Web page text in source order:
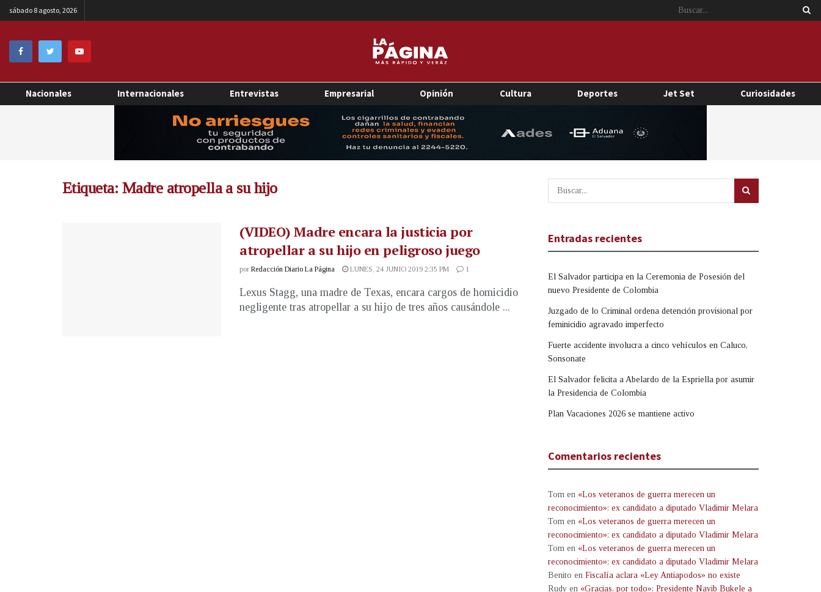
sábado 8 agosto, 2026
Nacionales Internacionales Entrevistas Empresarial Opinión Cultura Deportes Jet Set Curiosidades
Etiqueta: Madre atropella a su hijo
(VIDEO) Madre encara la justicia por
atropellar a su hijo en peligroso juego
por Redacción Diario La Página LUNES, 24 JUNIO 2019 2:35 PM 1
Lexus Stagg, una madre de Texas, encara cargos de homicidio
negligente tras atropellar a su hijo de tres años causándole ...
Entradas recientes
El Salvador participa en la Ceremonia de Posesión del
nuevo Presidente de Colombia
Juzgado de lo Criminal ordena detención provisional por
feminicidio agravado imperfecto
Fuerte accidente involucra a cinco vehículos en Caluco,
Sonsonate
El Salvador felicita a Abelardo de la Espriella por asumir
la Presidencia de Colombia
Plan Vacaciones 2026 se mantiene activo
Comentarios recientes
Tom en «Los veteranos de guerra merecen un
reconocimiento»: ex candidato a diputado Vladimir Melara
Tom en «Los veteranos de guerra merecen un
reconocimiento»: ex candidato a diputado Vladimir Melara
Tom en «Los veteranos de guerra merecen un
reconocimiento»: ex candidato a diputado Vladimir Melara
Benito en Fiscalía aclara «Ley Antiapodos» no existe
Rudy en «Gracias, por todo»: Presidente Nayib Bukele a